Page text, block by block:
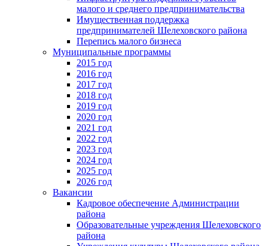
малого и среднего предпринимательства
Имущественная поддержка
предпринимателей Шелеховского района
Перепись малого бизнеса
Муниципальные программы
2015 год
2016 год
2017 год
2018 год
2019 год
2020 год
2021 год
2022 год
2023 год
2024 год
2025 год
2026 год
Вакансии
Кадровое обеспечение Администрации
района
Образовательные учреждения Шелеховского
района